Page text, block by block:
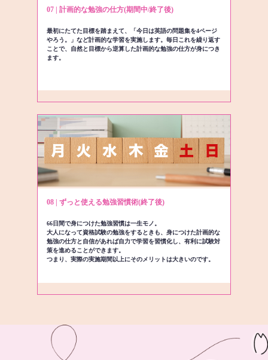
07 | 計画的な勉強の仕方(期間中/終了後)
最初にたてた目標を踏まえて、「今日は英語の問題集を4ページ
やろう。」など計画的な学習を実施します。毎日これを繰り返す
ことで、自然と目標から逆算した計画的な勉強の仕方が身につき
ます。
08 | ずっと使える勉強習慣術(終了後)
66日間で身につけた勉強習慣は一生モノ。
大人になって資格試験の勉強をするときも、身につけた計画的な
勉強の仕方と自信があれば自力で学習を習慣化し、有利に試験対
策を進めることができます。
つまり、実際の実施期間以上にそのメリットは大きいのです。